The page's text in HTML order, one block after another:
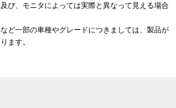
び、モニタによっては実際と異なって見える場合
ど一部の車種やグレードにつきましては、製品が
ます。